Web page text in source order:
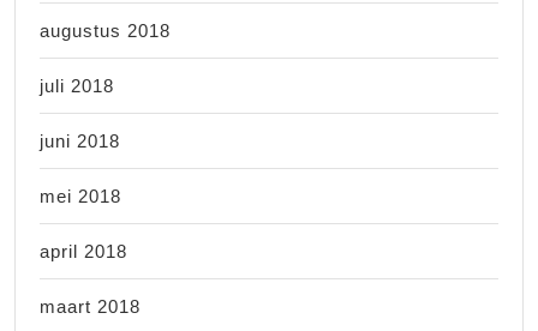
augustus 2018
juli 2018
juni 2018
mei 2018
april 2018
maart 2018